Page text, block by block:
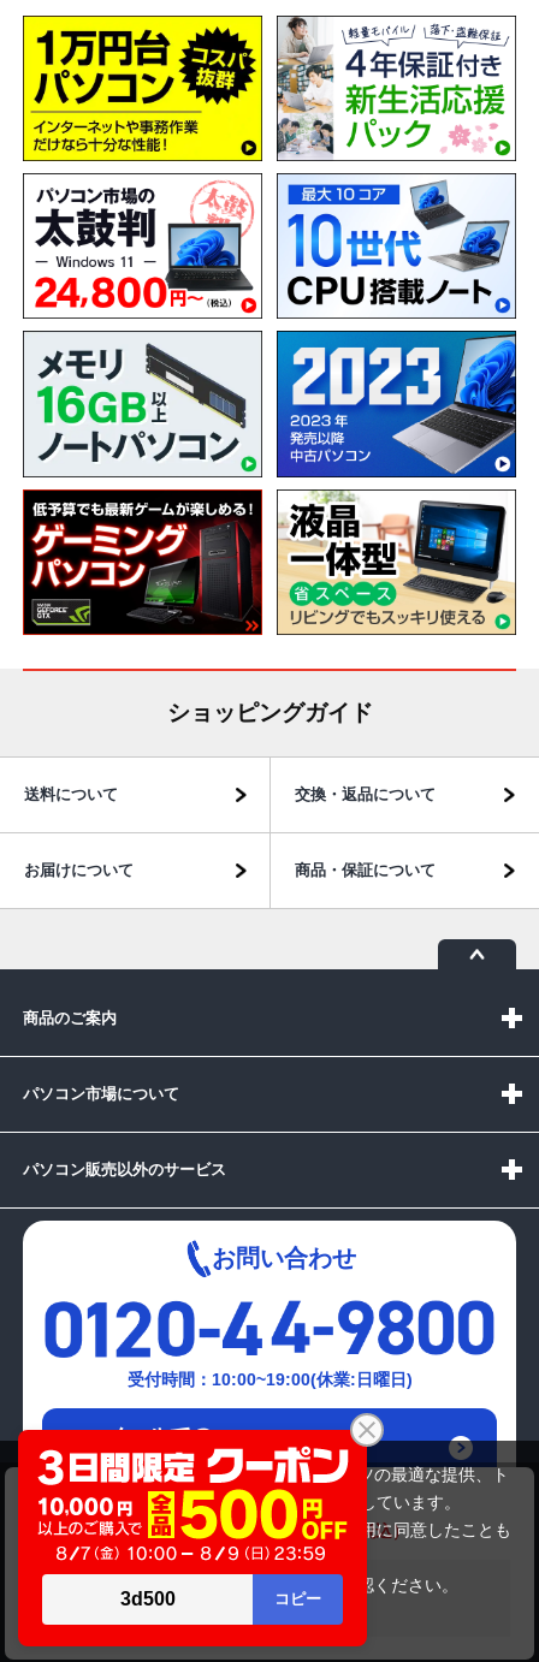
SONY SVE15127CJW SVE151B11N
商品価格 60,280円 54,780円
在庫がありません
ショッピングガイド
送料について 交換・返品について
お届けについて 商品・保証について
商品のご案内
パソコン市場について
パソコン販売以外のサービス
お問い合わせ
受付時間：10:00~19:00(休業:日曜日)
メールでの
お問い合わせはこちら
当サイトでは利用体験の向上およびコンテンツの最適な提供、ト
ラフィックの分析を目的としてCookieを使用しています。
サイトの閲覧を継続された場合、Cookieの利用に同意したことも
のといたします。
をご確認ください。
承諾する